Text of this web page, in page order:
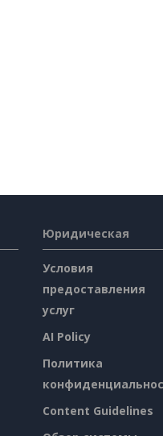
Юридическая
Условия
предоставления
услуг
AI Policy
Политика
Content Guidelines